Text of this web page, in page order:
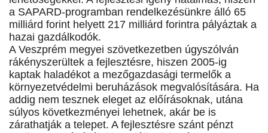
a SAPARD-programban rendelkezésünkre álló 65
milliárd forint helyett 217 milliárd forintra pályáztak a
hazai gazdálkodók.
A Veszprém megyei szövetkezetben úgyszólván
rákényszerültek a fejlesztésre, hiszen 2005-ig
kaptak haladékot a mezőgazdasági termelők a
környezetvédelmi beruházások megvalósítására. Ha
addig nem tesznek eleget az előírásoknak, utána
súlyos következményei lehetnek, akár be is
zárathatják a telepet. A fejlesztésre szánt pénzt